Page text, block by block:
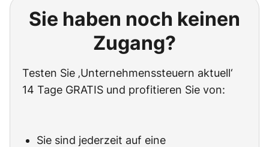
Sie haben noch keinen
Zugang?
Testen Sie ‚Unternehmenssteuern aktuell‘
14 Tage GRATIS und profitieren Sie von:
Sie sind jederzeit auf eine